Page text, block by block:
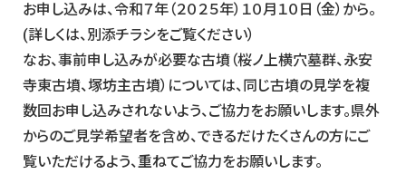
お申し込みは、令和７年（２０２５年）１０月１０日（金）から。
(詳しくは、別添チラシをご覧ください）
なお、事前申し込みが必要な古墳（桜ノ上横穴墓群、永安
寺東古墳、塚坊主古墳）については、同じ古墳の見学を複
数回お申し込みされないよう、ご協力をお願いします。県外
からのご見学希望者を含め、できるだけたくさんの方にご
覧いただけるよう、重ねてご協力をお願いします。